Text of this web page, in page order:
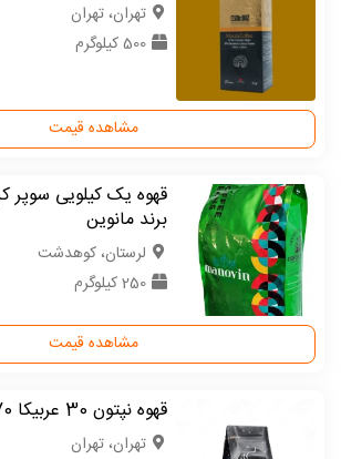
تهران، تهران
500 کیلوگرم
مشاهده قیمت
برند مانوین
لرستان، کوهدشت
250 کیلوگرم
مشاهده قیمت
قهوه نپتون 30 عربیکا 70 روبوستا
تهران، تهران